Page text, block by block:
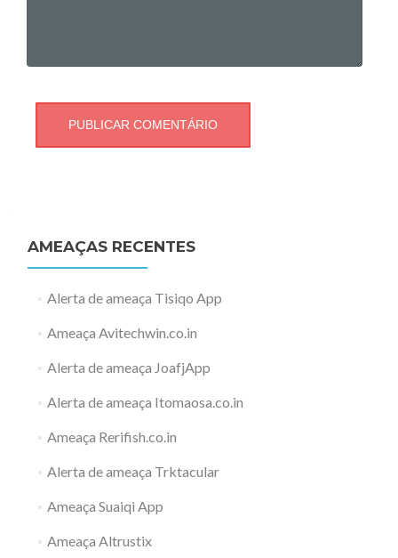
AMEAÇAS RECENTES
Alerta de ameaça Tisiqo App
Ameaça Avitechwin.co.in
Alerta de ameaça JoafjApp
Alerta de ameaça Itomaosa.co.in
Ameaça Rerifish.co.in
Alerta de ameaça Trktacular
Ameaça Suaiqi App
Ameaça Altrustix